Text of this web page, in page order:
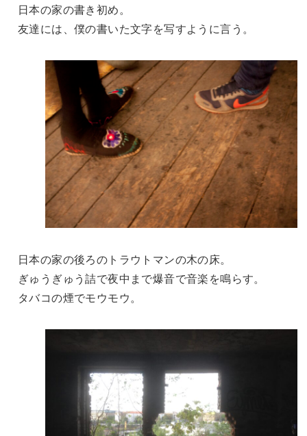
日本の家の書き初め。
友達には、僕の書いた文字を写すように言う。
日本の家の後ろのトラウトマンの木の床。
ぎゅうぎゅう詰で夜中まで爆音で音楽を鳴らす。
タバコの煙でモウモウ。